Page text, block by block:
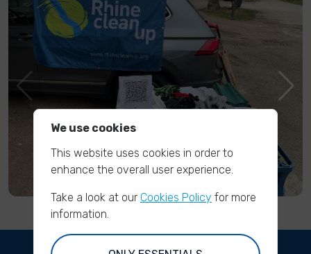
We use cookies
This website uses cookies in order to
enhance the overall user experience.
Take a look at our Cookies Policy for more
information.